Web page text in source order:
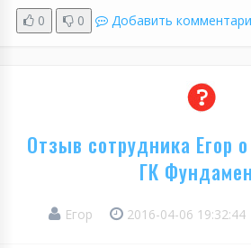
0 0 Добавить
Отзыв сотрудника Егор
ГК
Егор 2016-04-06 19:32:44